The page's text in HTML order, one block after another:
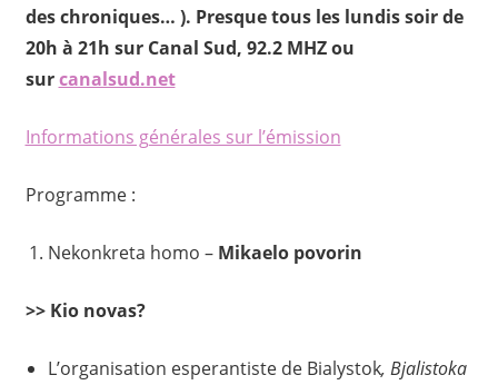
des chroniques… ). Presque tous les lundis soir de
20h à 21h sur Canal Sud, 92.2 MHZ ou
surcanalsud.net
Informations générales sur l’émission
Programme :
Nekonkreta homo – Mikaelo povorin
>> Kio novas?
L’organisation esperantiste de Bialystok, Bjalistoka